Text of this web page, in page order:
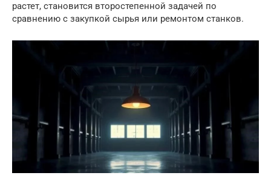
растет, становится второстепенной задачей по
сравнению с закупкой сырья или ремонтом станков.